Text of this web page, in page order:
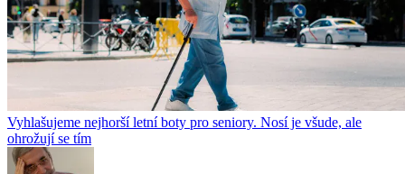
Vyhlašujeme nejhorší letní boty pro seniory. Nosí je všude, ale
ohrožují se tím